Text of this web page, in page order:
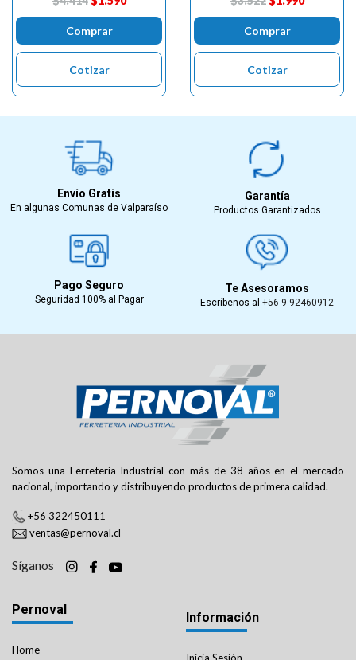
Comprar
Cotizar
Comprar
Cotizar
Envío Gratis
En algunas Comunas de Valparaíso
Garantía
Productos Garantizados
Pago Seguro
Seguridad 100% al Pagar
Te Asesoramos
Escríbenos al +56 9 92460912
Somos una Ferretería Industrial con más de 38 años en el mercado
nacional, importando y distribuyendo productos de primera calidad.
+56 322450111
ventas@pernoval.cl
Síganos
Pernoval
Home
Información